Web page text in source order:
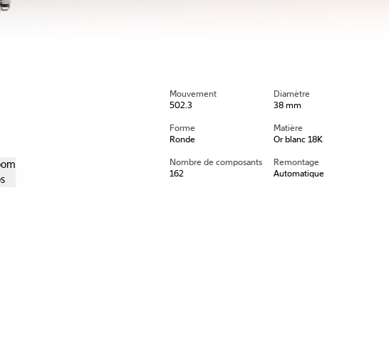
Mouvement
502.3
Diamètre
38 mm
Forme
Ronde
Matière
Or blanc 18K
Nombre de composants
162
Remontage
Automatique